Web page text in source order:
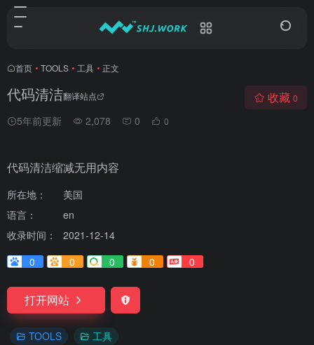
首页 • TOOLS • 工具 • 正文
代码清洁翻译站点
5年前更新 2,078 0 0
收藏 0
代码清洁缩减无用内容
所在地：
美国
语言：
en
收录时间：
2021-12-14
0
0 0 0 0
打开网站
TOOLS 工具